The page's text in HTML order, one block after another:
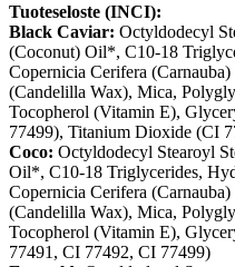
Tuoteseloste (INCI):
Black Caviar: Octyldodecyl
(Coconut) Oil*, C10-18
Copernicia Cerifera
(Candelilla Wax), Mica,
Tocopherol (Vitamin E),
77499), Titanium Dioxide (CI
Coco: Octyldodecyl Stearoyl
Oil*, C10-18 Triglycerides,
Copernicia Cerifera
(Candelilla Wax), Mica,
Tocopherol (Vitamin E),
77491, CI 77492, CI 77499)